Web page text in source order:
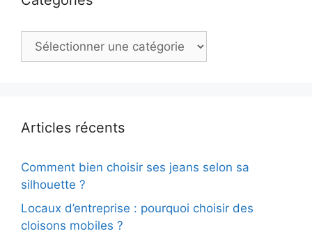
Catégories
Articles récents
Comment bien choisir ses jeans selon sa
silhouette ?
Locaux d’entreprise : pourquoi choisir des
cloisons mobiles ?